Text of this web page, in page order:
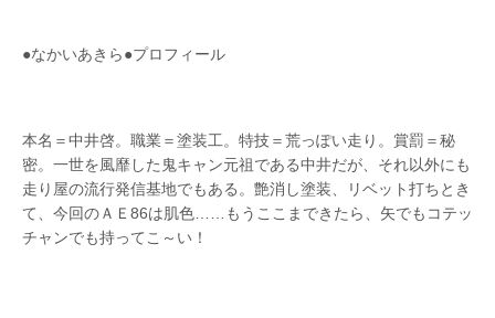
●なかいあきら●プロフィール
本名＝中井啓。職業＝塗装工。特技＝荒っぽい走り。賞罰＝秘
密。一世を風靡した鬼キャン元祖である中井だが、それ以外にも
走り屋の流行発信基地でもある。艶消し塗装、リベット打ちとき
て、今回のＡＥ86は肌色……もうここまできたら、矢でもコテッ
チャンでも持ってこ～い！